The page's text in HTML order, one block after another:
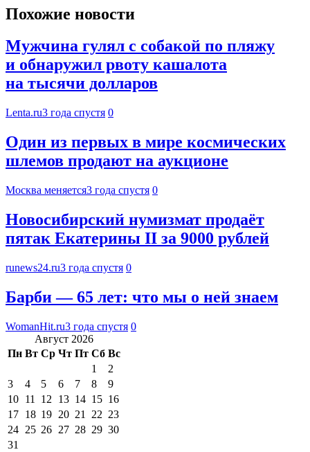
Похожие новости
Мужчина гулял с собакой по пляжу
и обнаружил рвоту кашалота
на тысячи долларов
Lenta.ru3 года спустя 0
Один из первых в мире космических
шлемов продают на аукционе
Москва меняется3 года спустя 0
Новосибирский нумизмат продаёт
пятак Екатерины II за 9000 рублей
runews24.ru3 года спустя 0
Барби — 65 лет: что мы о ней знаем
WomanHit.ru3 года спустя 0
Август 2026
Пн Вт Ср Чт Пт Сб Вс
1
2
3
4 5 6 7 8
9
10 11 12 13 14 15 16
17 18 19 20 21 22 23
24 25 26 27 28 29 30
31